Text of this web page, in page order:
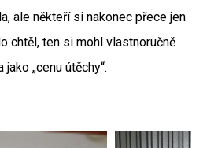
ale někteří si nakonec přece jen
chtěl, ten si mohl vlastnoručně
„cenu útěchy“.